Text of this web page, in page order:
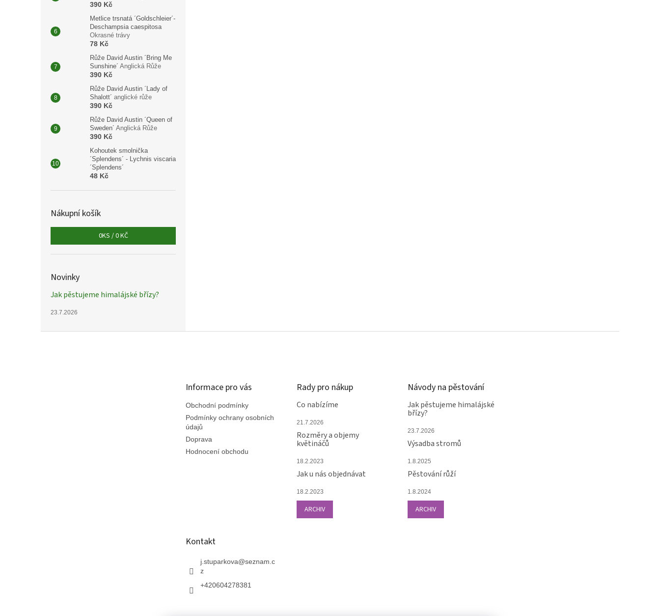
390 Kč
Metlice trsnatá ´Goldschleier´-
Deschampsia caespitosa
Okrasné trávy
78 Kč
Růže David Austin ´Bring Me
Sunshine´ Anglická Růže
390 Kč
Růže David Austin ´Lady of
Shalott´ anglické růže
390 Kč
Růže David Austin ´Queen of
Sweden´ Anglická Růže
390 Kč
Kohoutek smolnička
´Splendens´ - Lychnis viscaria
´Splendens´
48 Kč
Nákupní košík
0KS /0 KČ
Novinky
Jak pěstujeme himalájské břízy?
23.7.2026
Informace pro vás
Obchodní podmínky
Podmínky ochrany osobních
údajů
Doprava
Hodnocení obchodu
Rady pro nákup
Co nabízíme
21.7.2026
Rozměry a objemy
květináčů
18.2.2023
Jak u nás objednávat
18.2.2023
ARCHIV
Návody na pěstování
Jak pěstujeme himalájské
břízy?
23.7.2026
Výsadba stromů
1.8.2025
Pěstování růží
1.8.2024
ARCHIV
Kontakt
j.stuparkova@seznam.c
z
+420604278381